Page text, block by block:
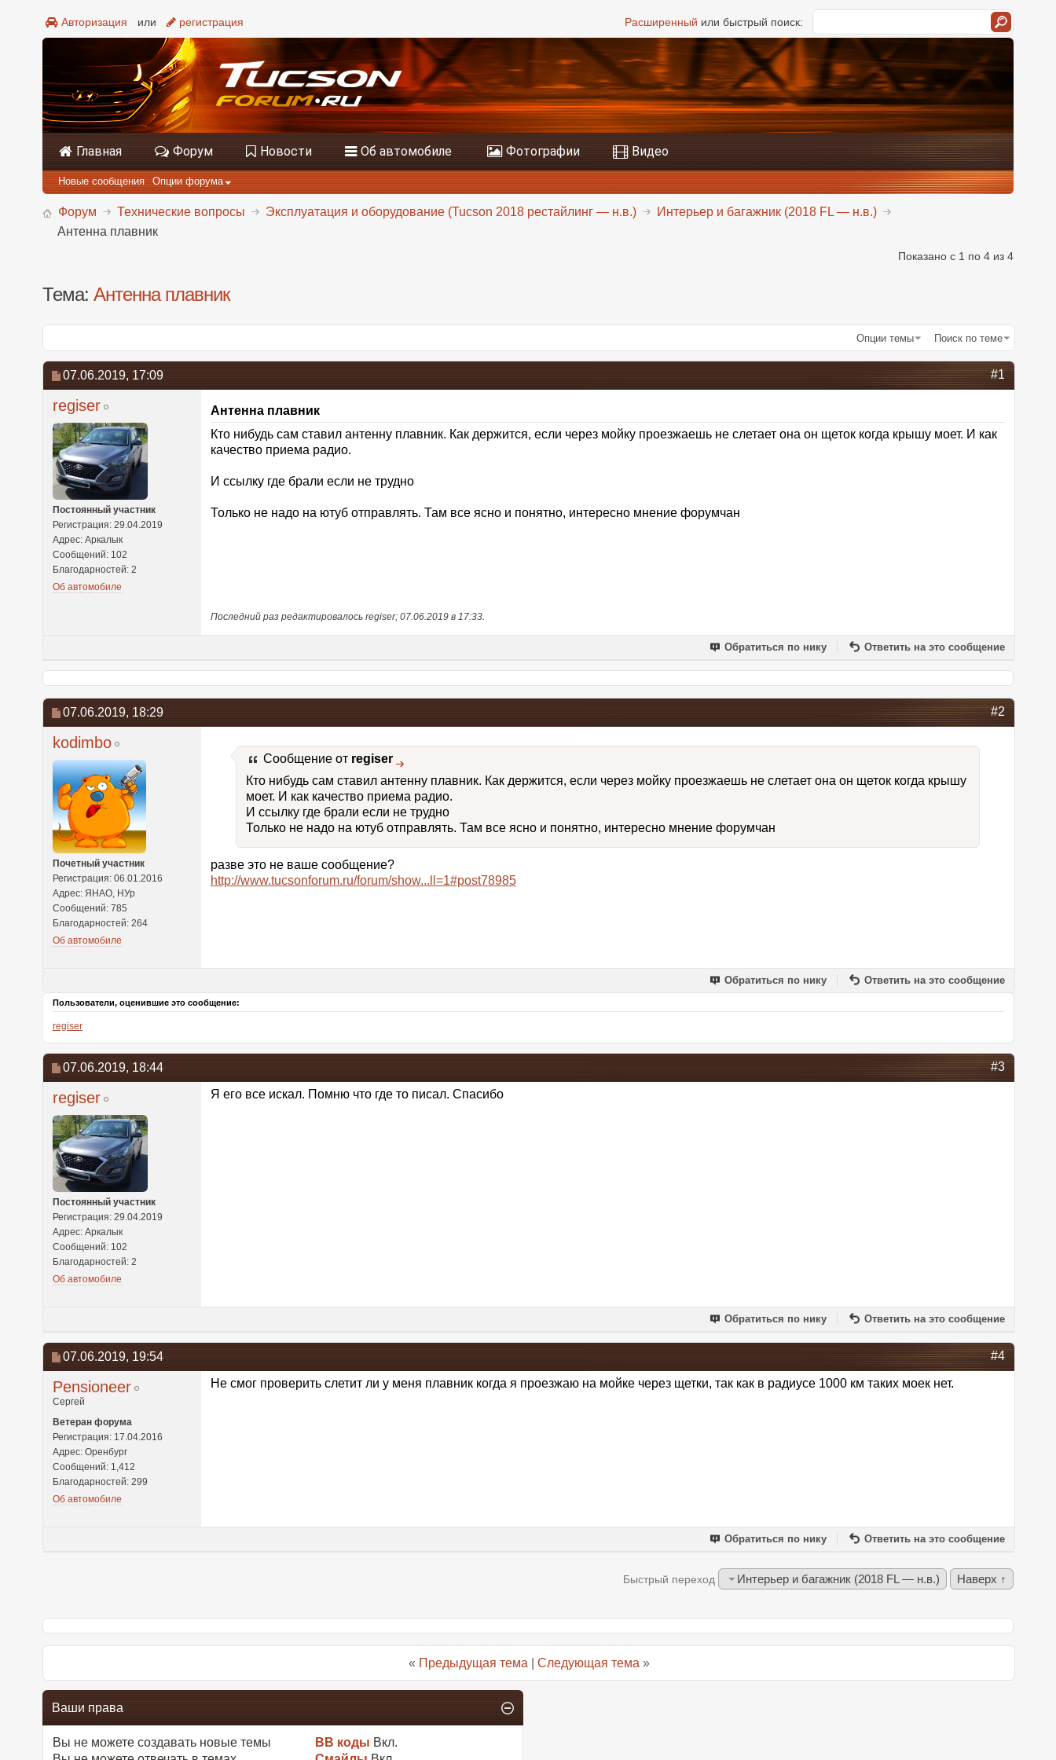
Расширенный или быстрый поиск:
Авторизация или регистрация
Главная Форум Новости Об автомобиле Фотографии Видео
Новые сообщения Опции форума
Форум Технические вопросы Эксплуатация и оборудование (Tucson 2018 рестайлинг — н.в.)
Интерьер и багажник (2018 FL — н.в.)
Антенна плавник
Показано с 1 по 4 из 4
Тема: Антенна плавник
Опции темы Поиск по теме
07.06.2019, 17:09 #1
regiser
Постоянный участник
Регистрация: 29.04.2019
Адрес: Аркалык
Сообщений: 102
Благодарностей: 2
Об автомобиле
Антенна плавник
Кто нибудь сам ставил антенну плавник. Как держится, если через мойку проезжаешь не слетает она он щеток когда крышу моет. И как
качество приема радио.
И ссылку где брали если не трудно
Только не надо на ютуб отправлять. Там все ясно и понятно, интересно мнение форумчан
Последний раз редактировалось regiser; 07.06.2019 в 17:33.
Обратиться по нику Ответить на это сообщение
07.06.2019, 18:29 #2
kodimbo
Почетный участник
Регистрация: 06.01.2016
Адрес: ЯНАО, НУр
Сообщений: 785
Благодарностей: 264
Об автомобиле
Сообщение от regiser
Кто нибудь сам ставил антенну плавник. Как держится, если через мойку проезжаешь не слетает она он щеток когда крышу
моет. И как качество приема радио.
И ссылку где брали если не трудно
Только не надо на ютуб отправлять. Там все ясно и понятно, интересно мнение форумчан
разве это не ваше сообщение?
http://www.tucsonforum.ru/forum/show...ll=1#post78985
Обратиться по нику Ответить на это сообщение
Пользователи, оценившие это сообщение:
regiser
07.06.2019, 18:44 #3
regiser
Постоянный участник
Регистрация: 29.04.2019
Адрес: Аркалык
Сообщений: 102
Благодарностей: 2
Об автомобиле
Я его все искал. Помню что где то писал. Спасибо
Обратиться по нику Ответить на это сообщение
07.06.2019, 19:54 #4
Pensioneer
Сергей
Ветеран форума
Регистрация: 17.04.2016
Адрес: Оренбург
Сообщений: 1,412
Благодарностей: 299
Об автомобиле
Не смог проверить слетит ли у меня плавник когда я проезжаю на мойке через щетки, так как в радиусе 1000 км таких моек нет.
Обратиться по нику Ответить на это сообщение
Быстрый переход Интерьер и багажник (2018 FL — н.в.) Наверх ↑
« Предыдущая тема Следующая тема »
Ваши права
Вы не можетесоздавать новые темы
BB коды Вкл.